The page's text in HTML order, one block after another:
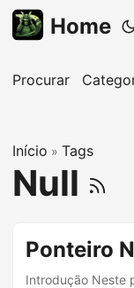
Home
Procurar
Início » Tags
Null
Ponteiro
Introdução Neste